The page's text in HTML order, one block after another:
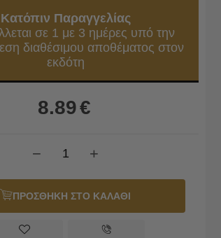
Κατόπιν Παραγγελίας
σε 1 με 3 ημέρες υπό την
διαθέσιμου αποθέματος στον
εκδότη
8.89€
+
−
ΠΡΟΣΘΗΚΗ ΣΤΟ ΚΑΛΑΘΙ